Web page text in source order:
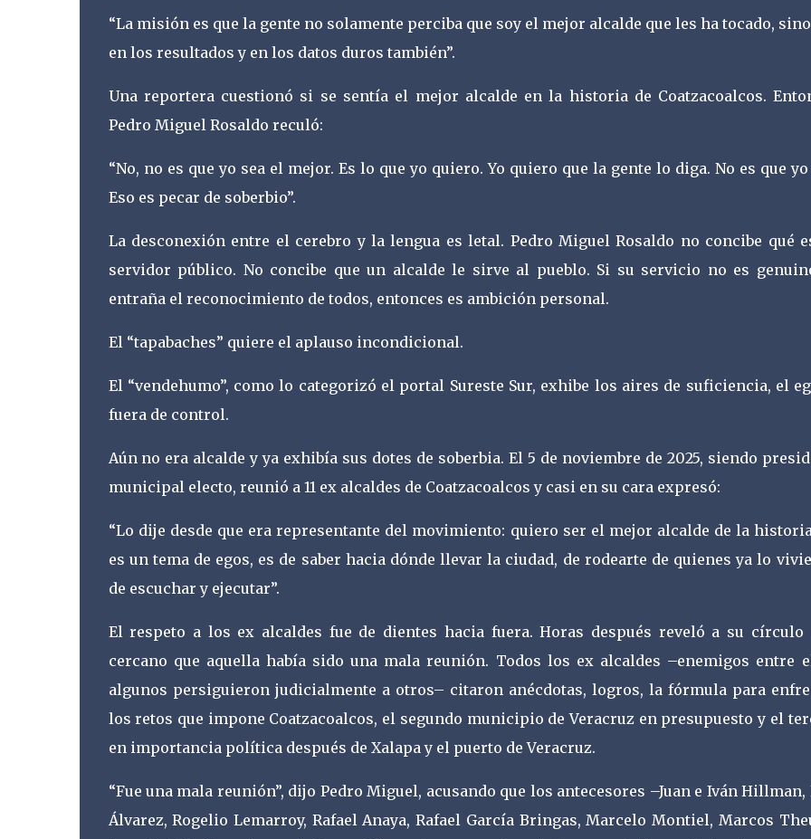
“La misión es que la gente no solamente perciba que soy el mejor alcalde que les ha tocado,
en los resultados y en los datos duros también”.
Una reportera cuestionó si se sentía el mejor alcalde en la historia de Coatzacoalcos.
Pedro Miguel Rosaldo reculó:
“No, no es que yo sea el mejor. Es lo que yo quiero. Yo quiero que la gente lo diga. No es que yo
Eso es pecar de soberbio”.
La desconexión entre el cerebro y la lengua es letal. Pedro Miguel Rosaldo no concibe qué
servidor público. No concibe que un alcalde le sirve al pueblo. Si su servicio no es
entraña el reconocimiento de todos, entonces es ambición personal.
El “tapabaches” quiere el aplauso incondicional.
El “vendehumo”, como lo categorizó el portal Sureste Sur, exhibe los aires de suficiencia, el
fuera de control.
Aún no era alcalde y ya exhibía sus dotes de soberbia. El 5 de noviembre de 2025, siendo
municipal electo, reunió a 11 ex alcaldes de Coatzacoalcos y casi en su cara expresó:
“Lo dije desde que era representante del movimiento: quiero ser el mejor alcalde de la
es un tema de egos, es de saber hacia dónde llevar la ciudad, de rodearte de quienes ya lo
de escuchar y ejecutar”.
El respeto a los ex alcaldes fue de dientes hacia fuera. Horas después reveló a su círculo
cercano que aquella había sido una mala reunión. Todos los ex alcaldes –enemigos entre
algunos persiguieron judicialmente a otros– citaron anécdotas, logros, la fórmula para
los retos que impone Coatzacoalcos, el segundo municipio de Veracruz en presupuesto y el
en importancia política después de Xalapa y el puerto de Veracruz.
“Fue una mala reunión”, dijo Pedro Miguel, acusando que los antecesores –Juan e Iván Hillman,
Álvarez, Rogelio Lemarroy, Rafael Anaya, Rafael García Bringas, Marcelo Montiel, Marcos